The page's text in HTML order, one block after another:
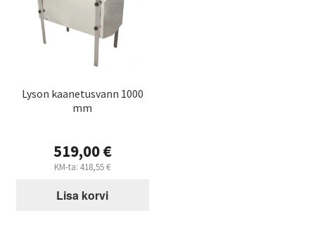
Lyson kaanetusvann 1000
mm
519,00€
KM-ta:418,55€
Lisa korvi